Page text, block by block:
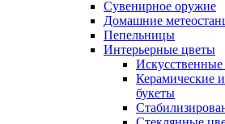
Сувенирное оружие
Домашние
Пепельницы
Интерьерные цветы
Керамические
букеты